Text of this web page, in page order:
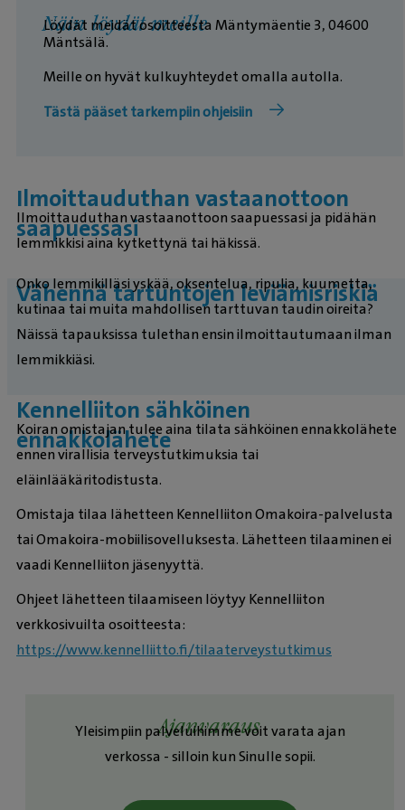
Näin löydät meille
Löydät meidät osoitteesta Mäntymäentie 3, 04600
Mäntsälä.
Meille on hyvät kulkuyhteydet omalla autolla.
Tästä pääset tarkempiin ohjeisiin
Ilmoittauduthan vastaanottoon
saapuessasi
Ilmoittauduthan vastaanottoon saapuessasi ja pidähän
lemmikkisi aina kytkettynä tai häkissä.
Vähennä tartuntojen leviämisriskiä
Onko lemmikilläsi yskää, oksentelua, ripulia, kuumetta,
kutinaa tai muita mahdollisen tarttuvan taudin oireita?
Näissä tapauksissa tulethan ensin ilmoittautumaan ilman
lemmikkiäsi.
Kennelliiton sähköinen
ennakkolähete
Koiran omistajan tulee aina tilata sähköinen ennakkolähete
ennen virallisia terveystutkimuksia tai
eläinlääkäritodistusta.
Omistaja tilaa lähetteen Kennelliiton Omakoira-palvelusta
tai Omakoira-mobiilisovelluksesta. Lähetteen tilaaminen ei
vaadi Kennelliiton jäsenyyttä.
Ohjeet lähetteen tilaamiseen löytyy Kennelliiton
verkkosivuilta osoitteesta:
https://www.kennelliitto.fi/tilaaterveystutkimus
Ajanvaraus
Yleisimpiin palveluihimme voit varata ajan
verkossa - silloin kun Sinulle sopii.